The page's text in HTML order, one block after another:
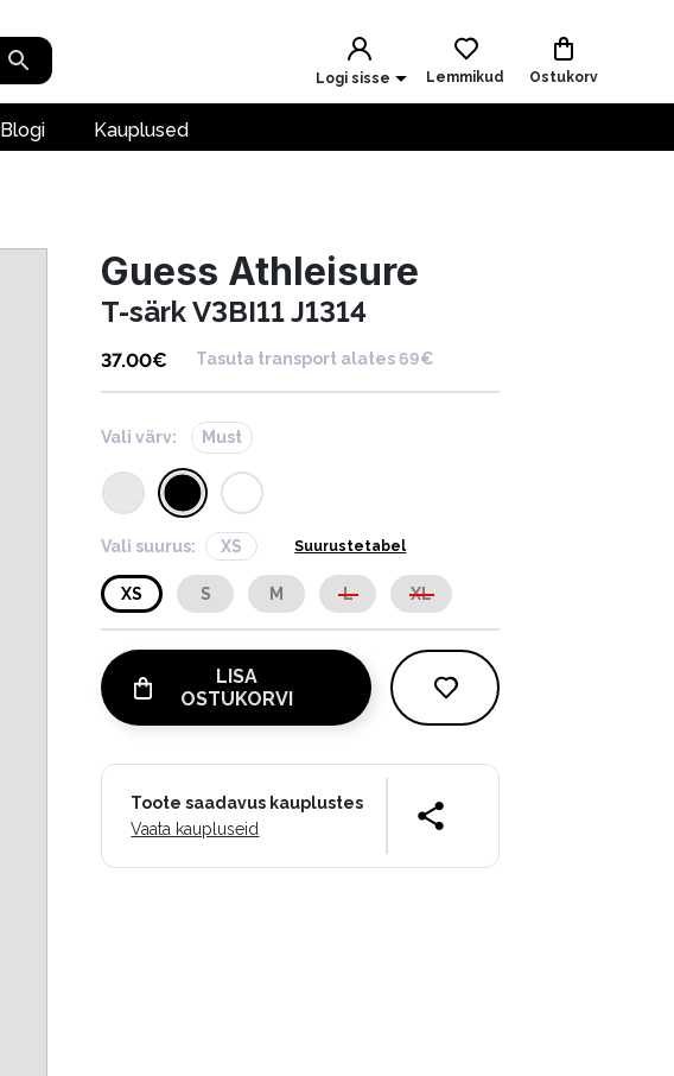
Logi sisse Lemmikud Ostukorv
Blogi Kauplused
Guess Athleisure
T-särk V3BI11 J1314
37.00€ Tasuta transport alates 69€
Vali värv: Must
Vali suurus: XS Suurustetabel
XS S M L XL
LISA
OSTUKORVI
Toote saadavus kauplustes
Vaata kaupluseid